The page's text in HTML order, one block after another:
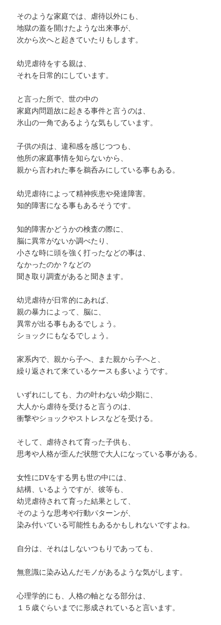
そのような家庭では、虐待以外にも、
地獄の蓋を開けたような出来事が、
次から次へと起きていたりもします。
幼児虐待をする親は、
それを日常的にしています。
と言った所で、世の中の
家庭内問題故に起きる事件と言うのは、
氷山の一角であるような気もしています。
子供の頃は、違和感を感じつつも、
他所の家庭事情を知らないから、
親から言われた事を鵜呑みにしている事もある。
幼児虐待によって精神疾患や発達障害。
知的障害になる事もあるそうです。
知的障害かどうかの検査の際に、
脳に異常がないか調べたり、
小さな時に頭を強く打ったなどの事は、
なかったのか？などの
聞き取り調査があると聞きます。
幼児虐待が日常的にあれば、
親の暴力によって、脳に、
異常が出る事もあるでしょう。
ショックにもなるでしょう。
家系内で、親から子へ、また親から子へと、
繰り返されて来ているケースも多いようです。
いずれにしても、力の叶わない幼少期に、
大人から虐待を受けると言うのは、
衝撃やショックやストレスなどを受ける。
そして、虐待されて育った子供も、
思考や人格が歪んだ状態で大人になっている事がある。
女性にDVをする男も世の中には、
結構、いるようですが、彼等も、
幼児虐待されて育った結果として、
そのような思考や行動パターンが、
染み付いている可能性もあるかもしれないですよね。
自分は、それはしないつもりであっても、
無意識に染み込んだモノがあるような気がします。
心理学的にも、人格の軸となる部分は、
１５歳ぐらいまでに形成されていると言います。